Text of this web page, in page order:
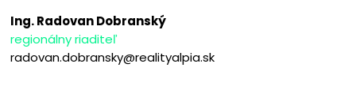
Ing. Radovan Dobranský
regionálny riaditeľ
radovan.dobransky@realityalpia.sk